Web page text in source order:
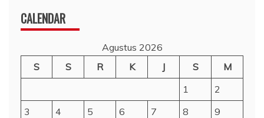
CALENDAR
Agustus 2026
S
S R K J S
M
1
2
3
4 5 6 7 8
9